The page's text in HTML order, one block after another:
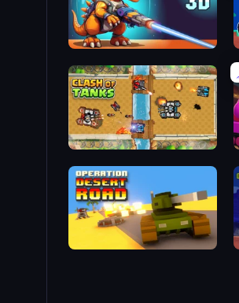
CyberDino 3D
Clash of Tanks
Operation Desert Road